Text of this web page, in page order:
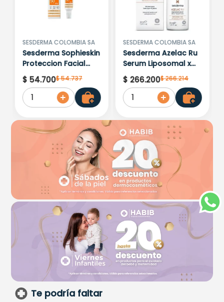
Más reciente
SESDERMA COLOMBIA SA
Sesderma Sophieskin
Proteccion Facial
Kids Hypoallergenic
Spf 500 Moisturising
$ 54.700$54.737
1
SESDERMA COLOMBIA SA
Sesderma Azelac Ru
Serum Liposomal x
30ml
$ 266.200$266.214
1
Te podría faltar